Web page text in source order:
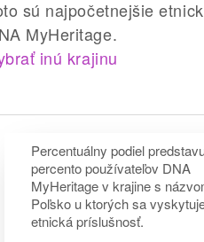
sú najpočetnejšie
MyHeritage.
inú krajinu
Percentuálny podiel
percento používateľov DNA
MyHeritage v krajine s
Poľsko u ktorých sa
etnická príslušnosť.